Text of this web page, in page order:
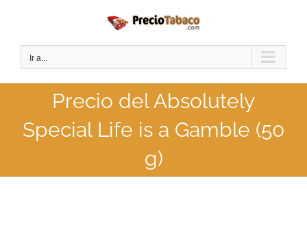
contenido
Ir a...
Precio del Absolutely
Special Life is a Gamble (50
g)